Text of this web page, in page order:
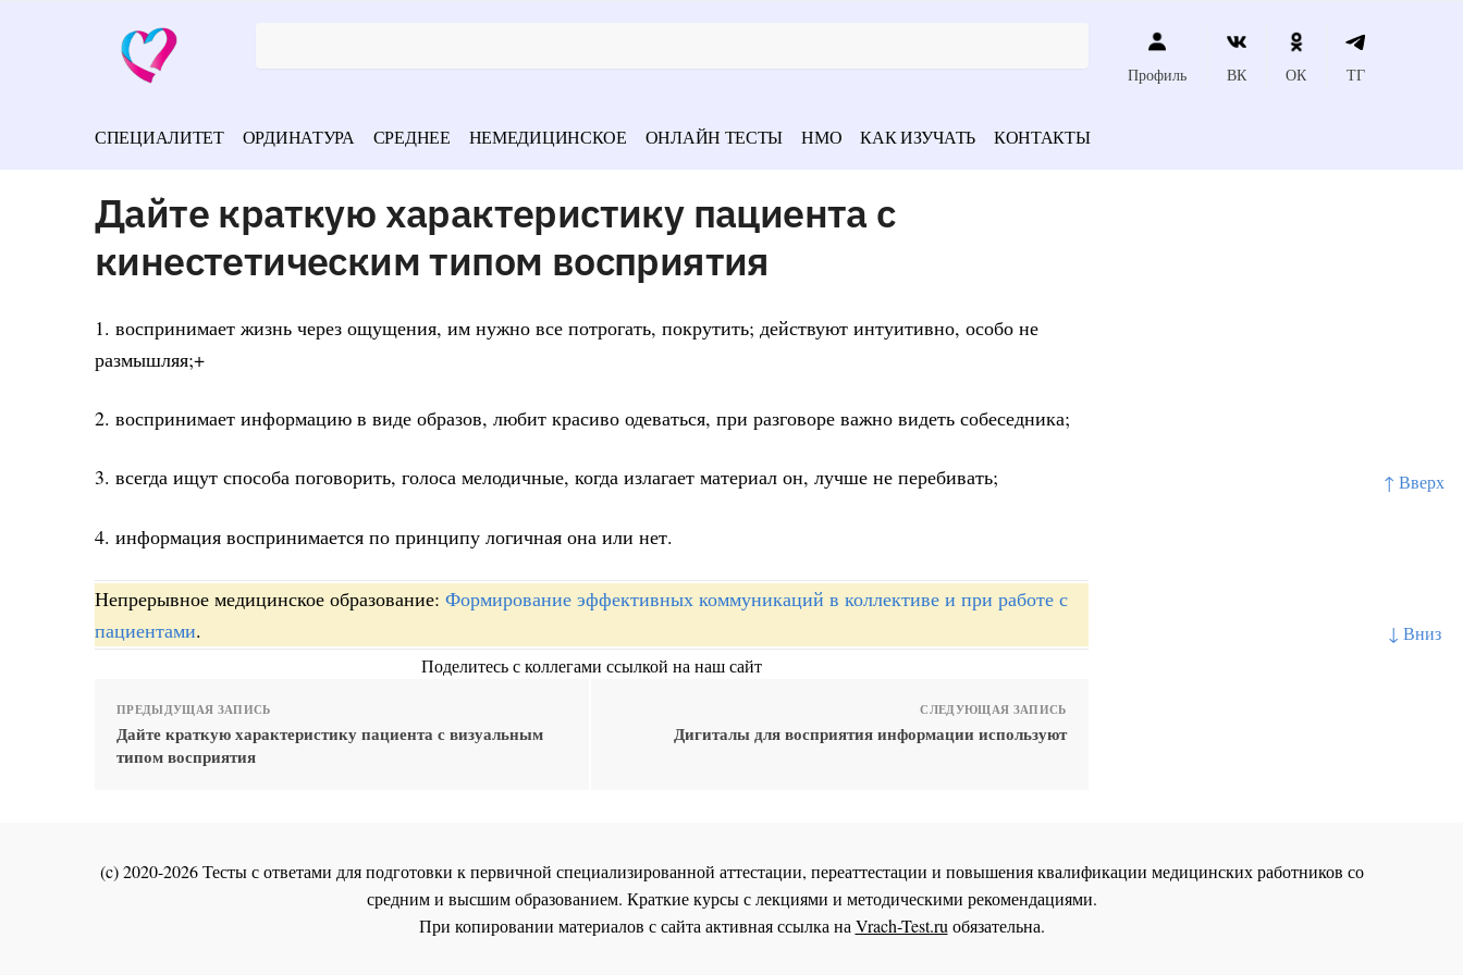
↑ Вверх
↓ Вниз
Профиль ВК ОК ТГ
СПЕЦИАЛИТЕТ ОРДИНАТУРА СРЕДНЕЕ НЕМЕДИЦИНСКОЕ ОНЛАЙН ТЕСТЫ НМО КАК ИЗУЧАТЬ КОНТАКТЫ
Дайте краткую характеристику пациента с
кинестетическим типом восприятия
1. воспринимает жизнь через ощущения, им нужно все потрогать, покрутить; действуют интуитивно, особо не
размышляя;+
2. воспринимает информацию в виде образов, любит красиво одеваться, при разговоре важно видеть собеседника;
3. всегда ищут способа поговорить, голоса мелодичные, когда излагает материал он, лучше не перебивать;
4. информация воспринимается по принципу логичная она или нет.
Непрерывное медицинское образование: Формирование эффективных коммуникаций в коллективе и при работе с
пациентами.
Поделитесь с коллегами ссылкой на наш сайт
ПРЕДЫДУЩАЯ ЗАПИСЬ
Дайте краткую характеристику пациента с визуальным
типом восприятия
СЛЕДУЮЩАЯ ЗАПИСЬ
Дигиталы для восприятия информации используют
(c) 2020-2026 Тесты с ответами для подготовки к первичной специализированной аттестации, переаттестации и повышения квалификации медицинских работников со
средним и высшим образованием. Краткие курсы с лекциями и методическими рекомендациями.
При копировании материалов с сайта активная ссылка наVrach-Test.ruобязательна.